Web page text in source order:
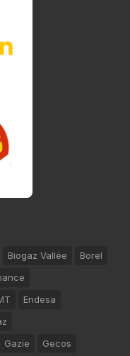
Biogaz Vallée
Borel
Endesa
Gazie Gecos